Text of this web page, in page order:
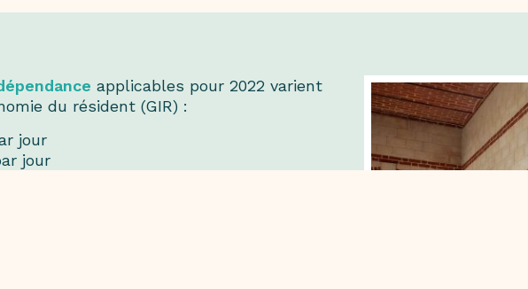
applicables pour 2022 varient
du résident (GIR) :
jour
jour